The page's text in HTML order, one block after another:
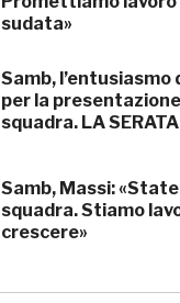
sudata»
Samb, l’entusiasmo
per la
squadra. LA SERATA
Samb, Massi:
squadra. Stiamo
crescere»